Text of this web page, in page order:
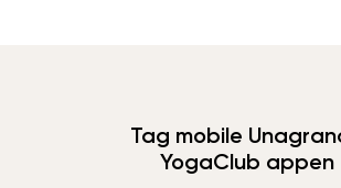
Tag mobile
YogaClub appen